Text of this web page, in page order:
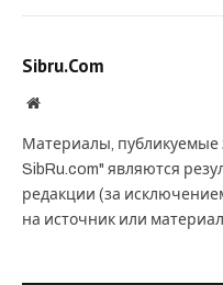
Sibru.Com
Website
Материалы, публикуемые
SibRu.com" являются
редакции (за
на источник или